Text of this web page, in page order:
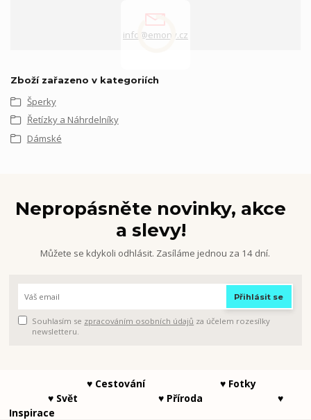
info@emony.cz
Zboží zařazeno v kategoriích
Šperky
Řetízky a Náhrdelníky
Dámské
Nepropásněte novinky, akce
a slevy!
Můžete se kdykoli odhlásit. Zasíláme jednou za 14 dní.
Přihlásit se
Souhlasím se zpracováním osobních údajů za účelem rozesílky
newsletteru.
♥ Cestování ♥ Fotky
♥ Svět ♥ Příroda ♥
Inspirace